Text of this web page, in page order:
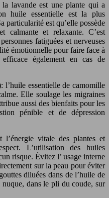
lavande est une plante qui a
huile essentielle est la plus
particularité est qu’elle possède
calmante et relaxante. C’est
fatiguées et nerveuses
émotionnelle pour faire face à
également en cas de
essentielle de camomille
Elle soulage les migraines
aussi des bienfaits pour les
pénible et de dépression
l’énergie vitale des plantes et
L’utilisation des huiles
risque. Évitez l’ usage interne
sur la peau pour éviter
diluées dans de l’huile de
dans le pli du coude, sur